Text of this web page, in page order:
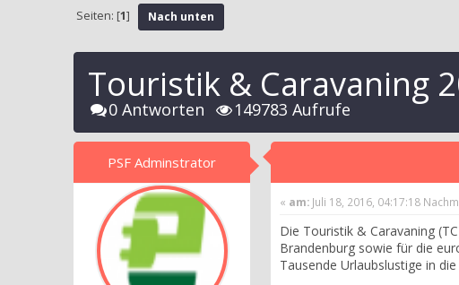
Seiten: [1] Nach unten
Touristik & Caravaning
0 Antworten 149783 Aufrufe
PSF Adminstrator
« am:Juli 18, 2016, 04:17:18
Die Touristik & Caravaning
Brandenburg sowie für die
Tausende Urlaubslustige in